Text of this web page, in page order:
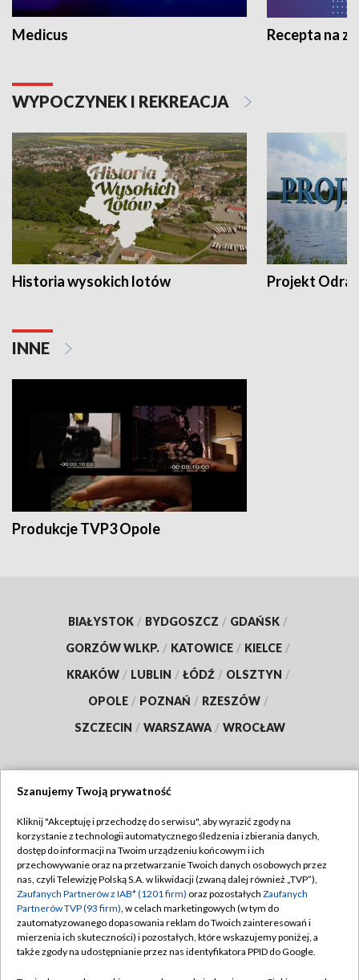
Medicus Recepta na
WYPOCZYNEK I REKREACJA
Historia wysokich lotów Projekt Odra
INNE
Produkcje TVP3 Opole
BIAŁYSTOK / BYDGOSZCZ / GDAŃSK /
GORZÓW WLKP. / KATOWICE / KIELCE /
KRAKÓW / LUBLIN / ŁÓDŹ / OLSZTYN /
OPOLE / POZNAŃ / RZESZÓW /
SZCZECIN / WARSZAWA / WROCŁAW
TVP
Abonament TVP
Emisja w TVP
Centrum informacji TVP
Naziemna Telewizja Cyfrowa
Regulamin TVP
Polityka prywatności
Moje zgody
Pomoc
Szanujemy Twoją prywatność
Kliknij "Akceptuję i przechodzę do serwisu", aby wyrazić zgody na
korzystanie z technologii automatycznego śledzenia i zbierania danych,
dostęp do informacji na Twoim urządzeniu końcowym i ich
przechowywanie oraz na przetwarzanie Twoich danych osobowych przez
nas, czyli Telewizję Polską S.A. w likwidacji (zwaną dalej również „TVP”),
Zaufanych Partnerów z IAB* (1201 firm) oraz pozostałych Zaufanych
Partnerów TVP (93 firm), w celach marketingowych (w tym do
zautomatyzowanego dopasowania reklam do Twoich zainteresowań i
mierzenia ich skuteczności) i pozostałych, które wskazujemy poniżej, a
także zgody na udostępnianie przez nas identyfikatora PPID do Google.